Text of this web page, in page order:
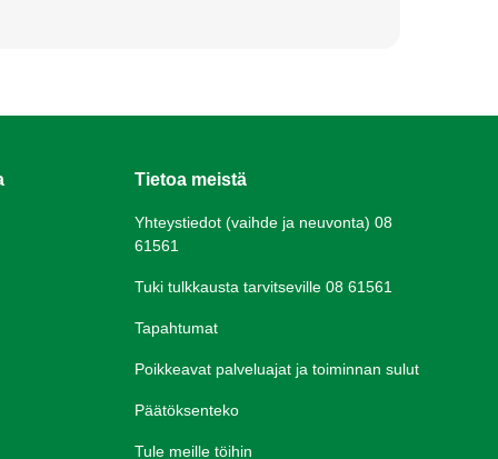
Tietoa meistä
Yhteystiedot (vaihde ja neuvonta) 08
61561
Tuki tulkkausta tarvitseville 08 61561
Tapahtumat
Poikkeavat palveluajat ja toiminnan sulut
Päätöksenteko
Tule meille töihin